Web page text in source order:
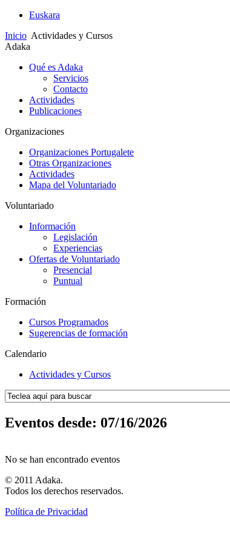
Euskara
Inicio Actividades y Cursos
Adaka
Qué es Adaka
Servicios
Contacto
Actividades
Publicaciones
Organizaciones
Organizaciones Portugalete
Otras Organizaciones
Actividades
Mapa del Voluntariado
Voluntariado
Información
Legislación
Experiencias
Ofertas de Voluntariado
Presencial
Puntual
Formación
Cursos Programados
Sugerencias de formación
Calendario
Actividades y Cursos
Eventos desde: 07/16/2026
No se han encontrado eventos
© 2011 Adaka.
Todos los derechos reservados.
Política de Privacidad